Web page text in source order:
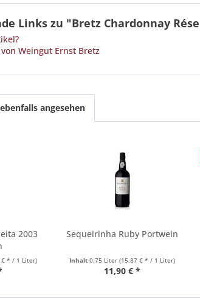
Links zu "Bretz Chardonnay
Weingut Ernst Bretz
angesehen
2003
€ * / 1 Liter)
Sequeirinha Ruby Portwein
Inhalt0.75 Liter(15,87 € * / 1 Liter)
11,90 € *